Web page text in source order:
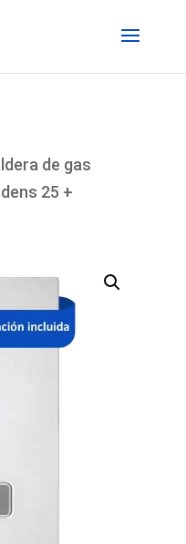
de gas
25 +